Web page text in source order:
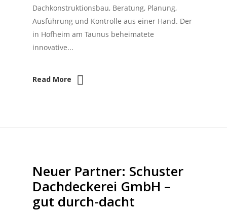
Dachkonstruktionsbau, Beratung, Planung,
Ausführung und Kontrolle aus einer Hand. Der
in Hofheim am Taunus beheimatete
innovative...
Read More
Neuer Partner: Schuster
Dachdeckerei GmbH –
gut durch-dacht